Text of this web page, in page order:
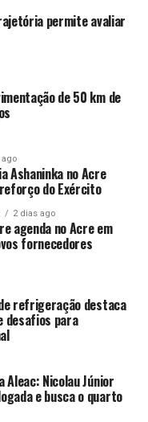
permite avaliar
de 50 km de
Ashaninka no Acre
do Exército
2 dias ago
agenda no Acre em
fornecedores
refrigeração destaca
desafios para
Aleac: Nicolau Júnior
e busca o quarto